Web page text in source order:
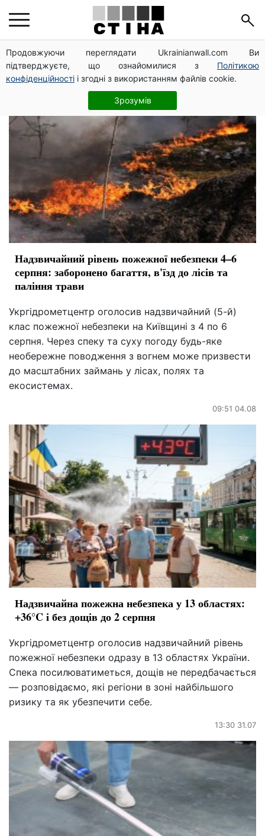
Продовжуючи переглядати Ukrainianwall.com Ви
підтверджуєте, що ознайомилися з Політикою
конфіденційності і згодні з використанням файлів cookie.
Зрозумів
пожежа
Надзвичайний рівень пожежної небезпеки 4–6
серпня: заборонено багаття, в'їзд до лісів та
паління трави
Укргідрометцентр оголосив надзвичайний (5-й)
клас пожежної небезпеки на Київщині з 4 по 6
серпня. Через спеку та суху погоду будь-яке
необережне поводження з вогнем може призвести
до масштабних займань у лісах, полях та
екосистемах.
09:51 04.08
Надзвичайна пожежна небезпека у 13 областях:
+36°C і без дощів до 2 серпня
Укргідрометцентр оголосив надзвичайний рівень
пожежної небезпеки одразу в 13 областях України.
Спека посилюватиметься, дощів не передбачається
— розповідаємо, які регіони в зоні найбільшого
ризику та як убезпечити себе.
13:30 31.07